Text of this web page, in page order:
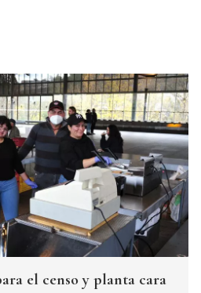
el censo y planta cara